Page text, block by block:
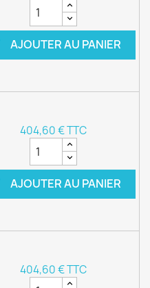
AJOUTER AU PANIER
404,60 € TTC
AJOUTER AU PANIER
404,60 € TTC